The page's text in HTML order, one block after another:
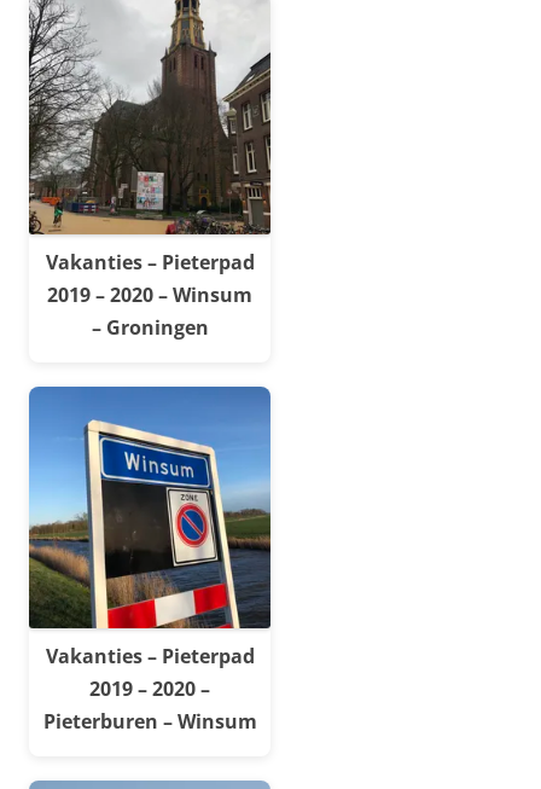
Vakanties – Pieterpad
2019 – 2020 – Winsum
– Groningen
Vakanties – Pieterpad
2019 – 2020 –
Pieterburen – Winsum